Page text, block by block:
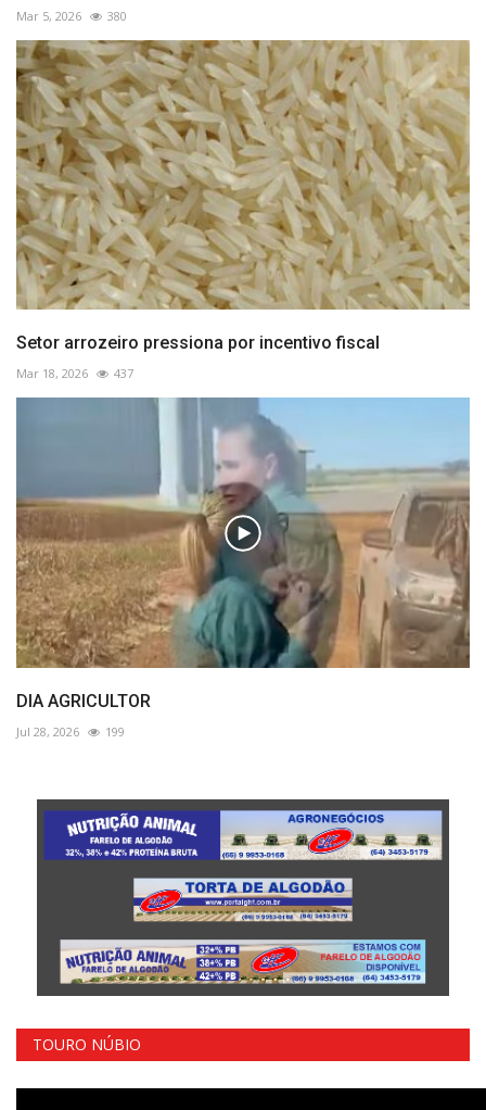
Mar 5, 2026 380
Setor arrozeiro pressiona por incentivo fiscal
Mar 18, 2026 437
DIA AGRICULTOR
Jul 28, 2026 199
TOURO NÚBIO